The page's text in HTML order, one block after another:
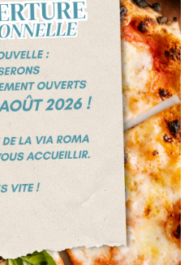
47 76
tongres, 516
LIEGE
à 14h00 et
de 18h00 à
et jeudi
midi